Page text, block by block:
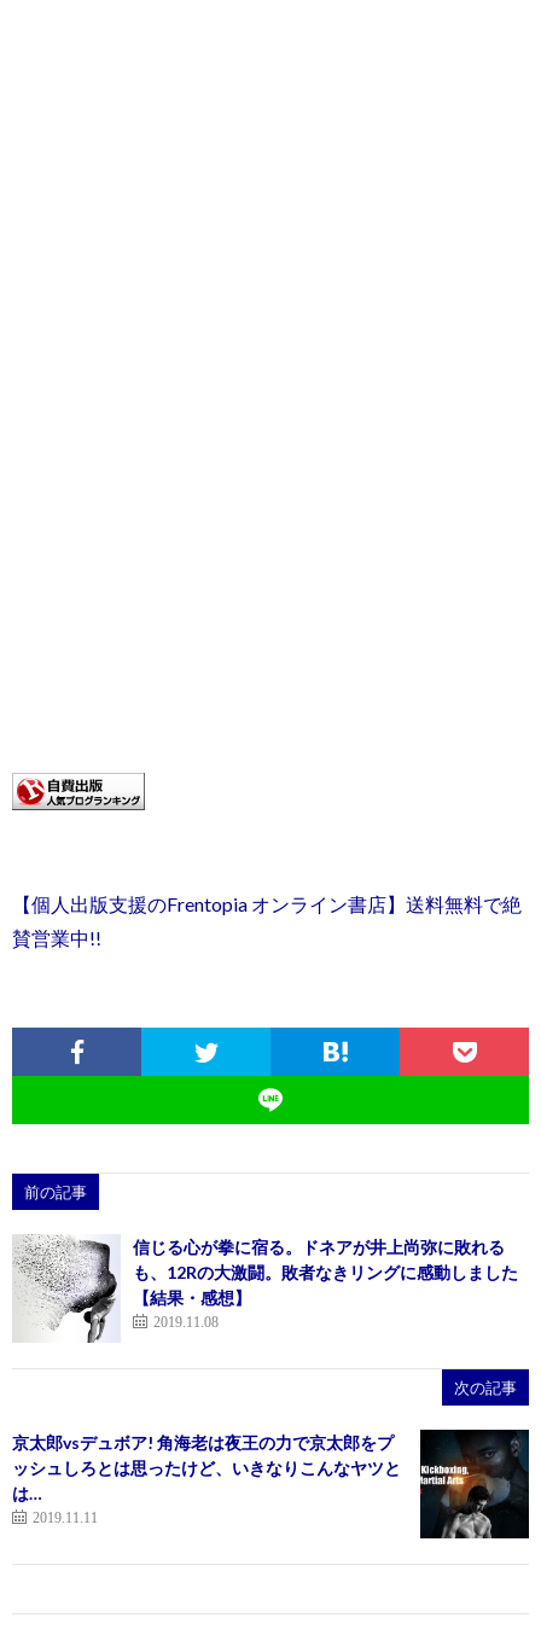
【個人出版支援のFrentopia オンライン書店】送料無料で絶
賛営業中!!
前の記事
信じる心が拳に宿る。ドネアが井上尚弥に敗れる
も、12Rの大激闘。敗者なきリングに感動しました
【結果・感想】
2019.11.08
次の記事
京太郎vsデュボア! 角海老は夜王の力で京太郎をプ
ッシュしろとは思ったけど、いきなりこんなヤツと
は…
2019.11.11